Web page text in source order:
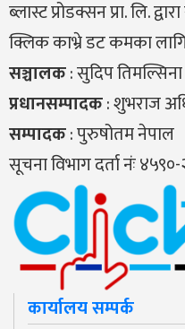
ब्लास्ट प्रोडक्सन प्रा. लि.
क्लिक काभ्रे डट कमका
सञ्चालक: सुदिप तिमल्सिना
प्रधानसम्पादक: शुभराज
सम्पादक: पुरुषोतम नेपाल
सूचना विभाग दर्ता नंः
कार्यालय सम्पर्क